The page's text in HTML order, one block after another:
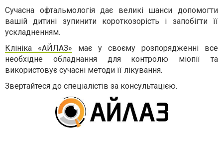
Сучасна офтальмологія дає великі шанси допомогти
вашій дитині зупинити короткозорість і запобігти її
ускладненням.
Клініка «АЙЛАЗ» має у своєму розпорядженні все
необхідне обладнання для контролю міопії та
використовує сучасні методи її лікування.
Звертайтеся до спеціалістів за консультацією.